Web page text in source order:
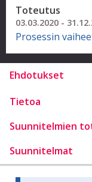
Toteutus
03.03.2020 -
Prosessin
Ehdotukset
Tietoa
Suunnitelmien
Suunnitelmat